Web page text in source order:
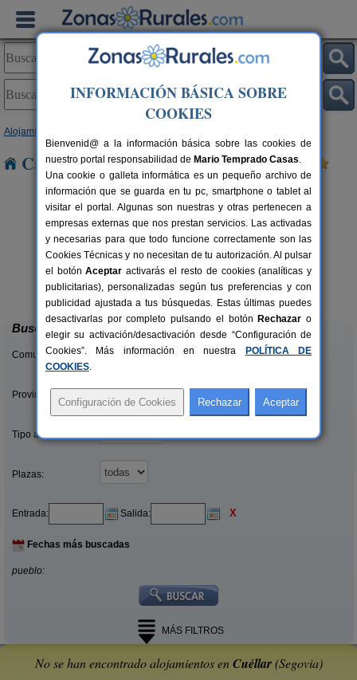
Alojamientos
Casas Rurales cerca de Cuéllar
10-20+3 pers.
desde55 €
Caserío Las Cañadas
Muñopedro (Segovia)
Buscar
Comunidades:
Provincias/Islas:
Tipo alquiler:
Plazas:
Entrada: Salida: X
Fechas más buscadas
pueblo:
MÁS FILTROS
No se han encontrado alojamientos enCuéllar(Segovia)
INFORMACIÓN BÁSICA SOBRE
COOKIES
Bienvenid@ a la información básica sobre las cookies de
nuestro portal responsabilidad de Mario Temprado Casas.
Una cookie o galleta informática es un pequeño archivo de
información que se guarda en tu pc, smartphone o tablet al
visitar el portal. Algunas son nuestras y otras pertenecen a
empresas externas que nos prestan servicios. Las activadas
y necesarias para que todo funcione correctamente son las
Cookies Técnicas y no necesitan de tu autorización. Al pulsar
el botónAceptar activarás el resto de cookies (analíticas y
publicitarias), personalizadas según tus preferencias y con
publicidad ajustada a tus búsquedas. Estas últimas puedes
desactivarlas por completo pulsando el botón Rechazar o
elegir su activación/desactivación desde “Configuración de
Cookies”. Más información en nuestra
POLÍTICA DE
COOKIES.